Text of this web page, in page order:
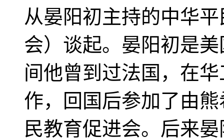
从晏阳初主持的中华
会）谈起。晏阳初是
间他曾到过法国，在
作，回国后参加了由
民教育促进会。后来